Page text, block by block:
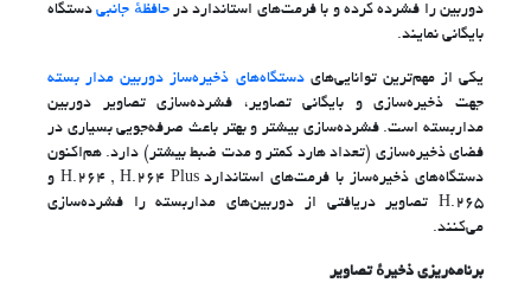
دوربین را فشرده کرده و با فرمت‌های استاندارد درحافظهٔ جانبیدستگاه
بایگانی نمایند.
یکی از مهم‌ترین توانایی‌هایدستگاه‌های ذخیره‌ساز دوربین مدار بسته
جهت ذخیره‌سازی و بایگانی تصاویر، فشرده‌سازی تصاویر دوربین
مداربسته است. فشرده‌سازی بیشتر و بهتر باعث صرفه‌جویی بسیاری در
فضای ذخیره‌سازی (تعداد هارد کمتر و مدت ضبط بیشتر) دارد. هم‌اکنون
دستگاه‌های ذخیره‌ساز با فرمت‌های استاندارد H.264 , H.264 Plus و
H.265 تصاویر دریافتی از دوربین‌های مداربسته را فشرده‌سازی
می‌کنند.
برنامه‌ریزی ذخیرهٔ تصاویر